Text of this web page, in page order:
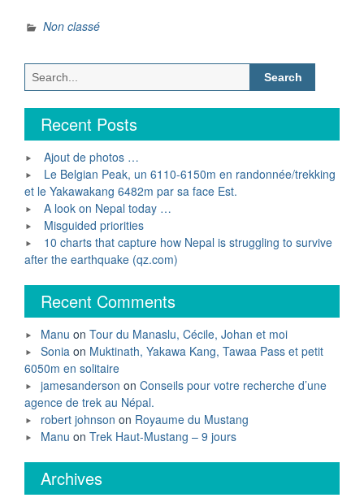
Septembre
Non classé
Search
for:
Recent Posts
Ajout de photos …
Le Belgian Peak, un 6110-6150m en randonnée/trekking
et le Yakawakang 6482m par sa face Est.
A look on Nepal today …
Misguided priorities
10 charts that capture how Nepal is struggling to survive
after the earthquake (qz.com)
Recent Comments
Manu on Tour du Manaslu, Cécile, Johan et moi
Sonia on Muktinath, Yakawa Kang, Tawaa Pass et petit
6050m en solitaire
jamesanderson on Conseils pour votre recherche d’une
agence de trek au Népal.
robert johnson on Royaume du Mustang
Manu on Trek Haut-Mustang – 9 jours
Archives